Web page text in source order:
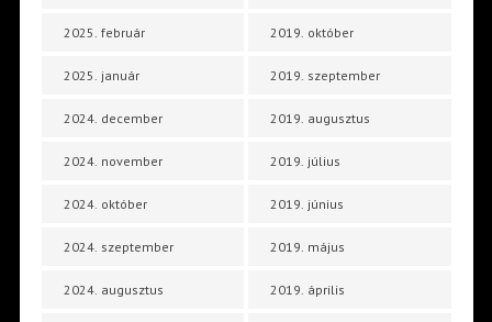
2025. február
2025. január
2024. december
2024. november
2024. október
2024. szeptember
2024. augusztus
2019. október
2019. szeptember
2019. augusztus
2019. július
2019. június
2019. május
2019. április